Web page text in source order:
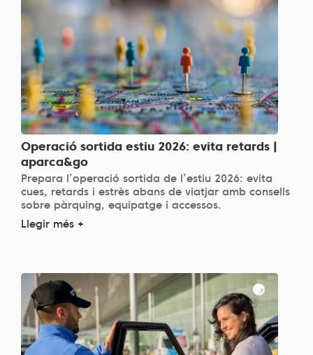
Operació sortida estiu 2026: evita retards |
aparca&go
Prepara l’operació sortida de l’estiu 2026: evita
cues, retards i estrès abans de viatjar amb consells
sobre pàrquing, equipatge i accessos.
Llegir més +